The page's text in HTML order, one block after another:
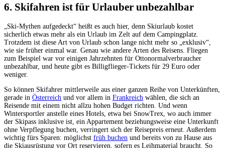
6. Skifahren ist für Urlauber unbezahlbar
„Ski-Mythen aufgedeckt“ heißt es auch hier, denn Skiurlaub kostet
sicherlich etwas mehr als ein Urlaub im Zelt auf dem Campingplatz.
Trotzdem ist diese Art von Urlaub schon lange nicht mehr so „exklusiv“,
wie sie früher einmal war. Genau wie andere Arten des Reisens. Fliegen
zum Beispiel war vor einigen Jahrzehnten für Ottonormalverbraucher
unbezahlbar, und heute gibt es Billigflieger-Tickets für 29 Euro oder
weniger.
So können Skifahrer mittlerweile aus einer ganzen Reihe von Unterkünften,
gerade in Österreich und vor allem in Frankreich wählen, die sich an
Reisende mit einem nicht allzu hohen Budget richten. Und wenn
Wintersportler anstelle eines Hotels, etwa bei SnowTrex, wo auch immer
der Skipass inklusive ist, ein Appartement beziehungsweise eine Unterkunft
ohne Verpflegung buchen, verringert sich der Reisepreis erneut. Außerdem
wichtig fürs Sparen: möglichst früh buchen und bereits von zu Hause aus
die Skiausrüstung vor Ort reservieren, sofern es Leihmaterial braucht. So